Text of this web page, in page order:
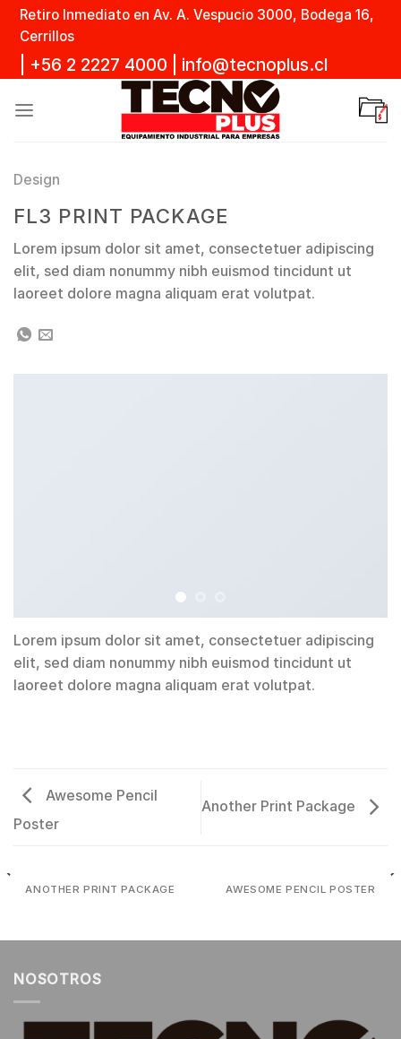
Skip
content
Retiro Inmediato en Av. A. Vespucio 3000, Bodega 16,
Cerrillos
+56 2 2227 4000 info@tecnoplus.cl
Design
FL3 PRINT PACKAGE
Lorem ipsum dolor sit amet, consectetuer adipiscing
elit, sed diam nonummy nibh euismod tincidunt ut
laoreet dolore magna aliquam erat volutpat.
Lorem ipsum dolor sit amet, consectetuer adipiscing
elit, sed diam nonummy nibh euismod tincidunt ut
laoreet dolore magna aliquam erat volutpat.
Awesome Pencil
Poster
Another Print Package
ANOTHER PRINT PACKAGE AWESOME PENCIL POSTER
NOSOTROS